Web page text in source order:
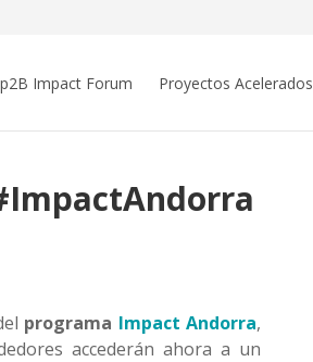
Impact Forum Proyectos Acelerados
programa Impact Andorra,
accederán ahora a un